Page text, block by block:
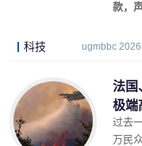
款，
科技 ugmbbc
法国
极端
过去
万民